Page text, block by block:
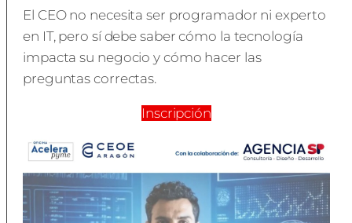
El CEO no necesita ser programador ni experto
en IT, pero sí debe saber cómo la tecnología
impacta su negocio y cómo hacer las
preguntas correctas.
Inscripción